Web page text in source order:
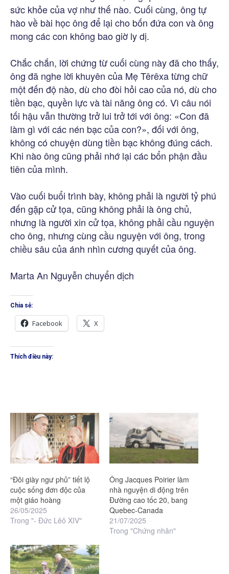
sức khỏe của vợ như thế nào. Cuối cùng, ông tự
hào về bài học ông để lại cho bốn đứa con và ông
mong các con không bao giờ ly dị.
Chắc chắn, lời chứng từ cuối cùng này đã cho thấy,
ông đã nghe lời khuyên của Mẹ Têrêxa từng chữ
một đến độ nào, dù cho đòi hỏi cao của nó, dù cho
tiền bạc, quyền lực và tài năng ông có. Vì câu nói
tối hậu vẫn thường trở lui trở tới với ông: «Con đã
làm gì với các nén bạc của con?», đối với ông,
không có chuyện dùng tiền bạc không đúng cách.
Khi nào ông cũng phải nhớ lại các bổn phận đầu
tiên của mình.
Vào cuối buổi trình bày, không phải là người tỷ phú
đến gặp cử tọa, cũng không phải là ông chủ,
nhưng là người xin cử tọa, không phải cầu nguyện
cho ông, nhưng cùng cầu nguyện với ông, trong
chiều sâu của ánh nhìn cương quyết của ông.
Marta An Nguyễn chuyển dịch
Chia sẻ:
Facebook X
Thích điều này:
“Đôi giày ngư phủ” tiết lộ
cuộc sống đơn độc của
một giáo hoàng
26/05/2025
Trong "- Đức Lêô XIV"
Ông Jacques Poirier làm
nhà nguyện di động trên
Đường cao tốc 20, bang
Quebec-Canada
21/07/2025
Trong "Chứng nhân"